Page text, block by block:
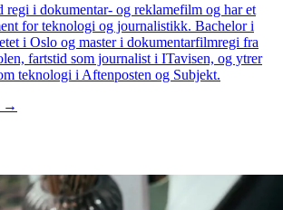
regi i dokumentar- og reklamefilm og har et
for teknologi og journalistikk. Bachelor i
i Oslo og master i dokumentarfilmregi fra
fartstid som journalist i ITavisen, og ytrer
teknologi i Aftenposten og Subjekt.
→